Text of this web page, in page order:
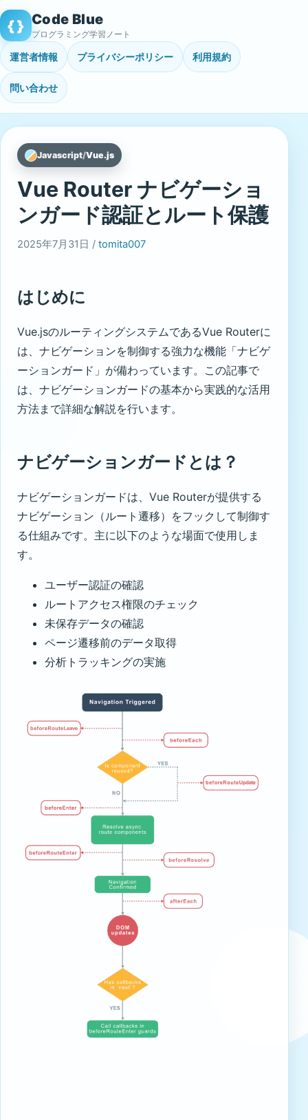
Skip
to
content
{ } Code Blue
プログラミング学習ノート
運営者情報 プライバシーポリシー 利用規約
問い合わせ
Javascript/Vue.js
Vue Router ナビゲーショ
ンガード認証とルート保護
2025年7月31日 / tomita007
はじめに
Vue.jsのルーティングシステムであるVue Routerに
は、ナビゲーションを制御する強力な機能「ナビゲ
ーションガード」が備わっています。この記事で
は、ナビゲーションガードの基本から実践的な活用
方法まで詳細な解説を行います。
ナビゲーションガードとは？
ナビゲーションガードは、Vue Routerが提供する
ナビゲーション（ルート遷移）をフックして制御す
る仕組みです。主に以下のような場面で使用しま
す。
ユーザー認証の確認
ルートアクセス権限のチェック
未保存データの確認
ページ遷移前のデータ取得
分析トラッキングの実施